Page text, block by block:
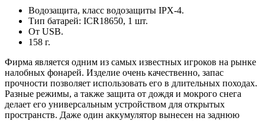
Водозащита, класс водозащиты IPX-4.
Тип батарей: ICR18650, 1 шт.
От USB.
158 г.
Фирма является одним из самых известных игроков на рынке
налобных фонарей. Изделие очень качественно, запас
прочности позволяет использовать его в длительных походах.
Разные режимы, а также защита от дождя и мокрого снега
делает его универсальным устройством для открытых
пространств. Даже один аккумулятор вынесен на заднюю